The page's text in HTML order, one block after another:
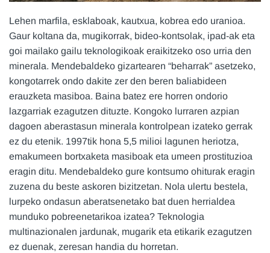
Lehen marfila, esklaboak, kautxua, kobrea edo uranioa.
Gaur koltana da, mugikorrak, bideo-kontsolak, ipad-ak eta
goi mailako gailu teknologikoak eraikitzeko oso urria den
minerala. Mendebaldeko gizartearen “beharrak” asetzeko,
kongotarrek ondo dakite zer den beren baliabideen
erauzketa masiboa. Baina batez ere horren ondorio
lazgarriak ezagutzen dituzte. Kongoko lurraren azpian
dagoen aberastasun minerala kontrolpean izateko gerrak
ez du etenik. 1997tik hona 5,5 milioi lagunen heriotza,
emakumeen bortxaketa masiboak eta umeen prostituzioa
eragin ditu. Mendebaldeko gure kontsumo ohiturak eragin
zuzena du beste askoren bizitzetan. Nola ulertu bestela,
lurpeko ondasun aberatsenetako bat duen herrialdea
munduko pobreenetarikoa izatea? Teknologia
multinazionalen jardunak, mugarik eta etikarik ezagutzen
ez duenak, zeresan handia du horretan.